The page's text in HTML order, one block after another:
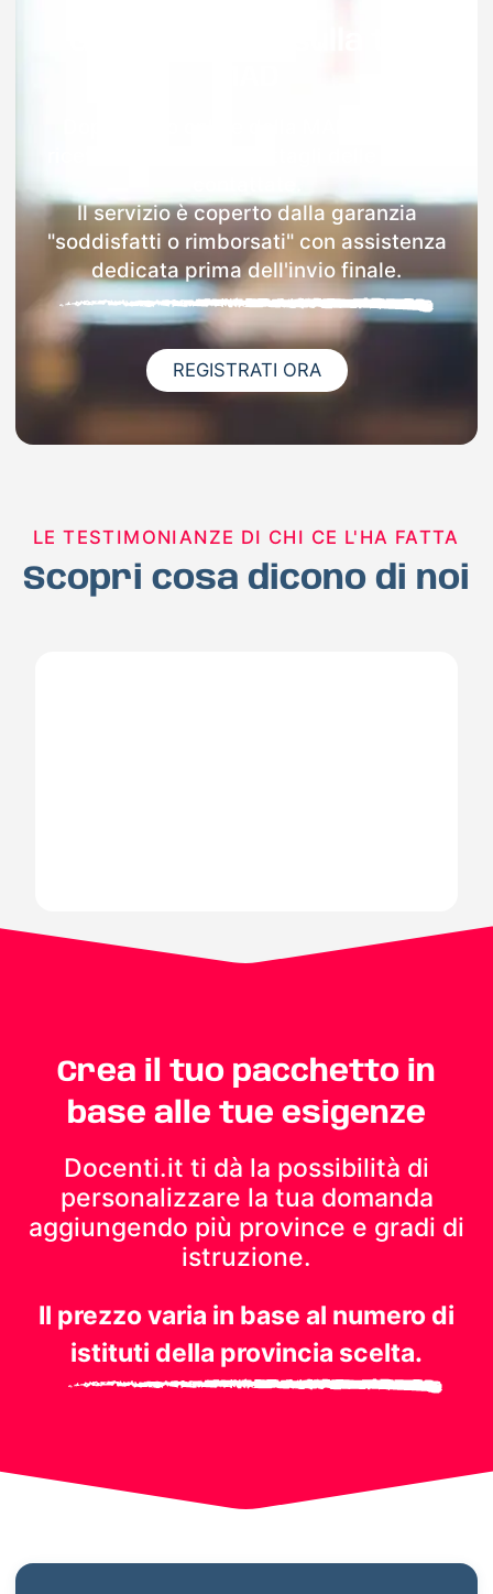
Il servizio è coperto dalla garanzia
"soddisfatti o rimborsati" con assistenza
dedicata prima dell'invio finale.
REGISTRATI ORA
LE TESTIMONIANZE DI CHI CE L'HA FATTA
Scopri cosa dicono di noi
Crea il tuo pacchetto in
base alle tue esigenze
Docenti.it ti dà la possibilità di
personalizzare la tua domanda
aggiungendo più province e gradi di
istruzione.
Il prezzo varia in base al numero di
istituti della provincia scelta.